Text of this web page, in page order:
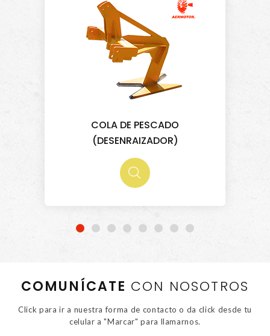
COMUNÍCATE CON NOSOTROS
Click para ir a nuestra forma de contacto o da click desde tu
celular a "Marcar" para llamarnos.